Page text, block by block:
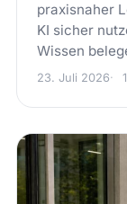
praxisnaher
KI sicher
Wissen
23. Juli 2026